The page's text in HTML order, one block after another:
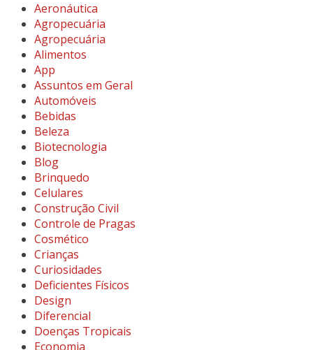
Aeronáutica
Agropecuária
Agropecuária
Alimentos
App
Assuntos em Geral
Automóveis
Bebidas
Beleza
Biotecnologia
Blog
Brinquedo
Celulares
Construção Civil
Controle de Pragas
Cosmético
Crianças
Curiosidades
Deficientes Físicos
Design
Diferencial
Doenças Tropicais
Economia